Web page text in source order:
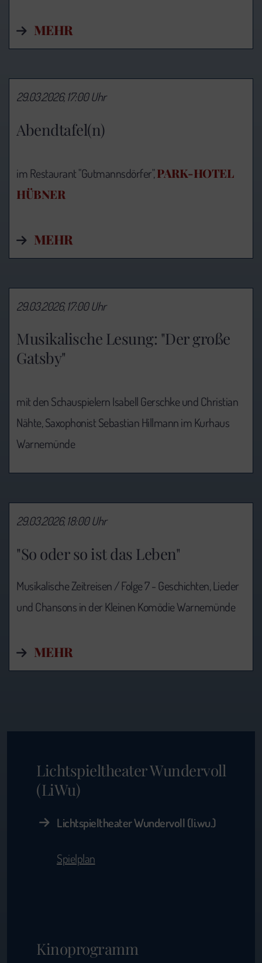
MEHR
Abendtafel(n)
29.03.2026, 17:00 Uhr
im Restaurant "Gutmannsdörfer",PARK-HOTEL
HÜBNER
MEHR
Musikalische Lesung: "Der große
Gatsby"
29.03.2026, 17:00 Uhr
mit den Schauspielern Isabell Gerschke und Christian
Nähte, Saxophonist Sebastian Hillmann im Kurhaus
Warnemünde
"So oder so ist das Leben"
29.03.2026, 18:00 Uhr
Musikalische Zeitreisen / Folge 7 - Geschichten, Lieder
und Chansons in der Kleinen Komödie Warnemünde
MEHR
Lichtspieltheater Wundervoll
(LiWu)
Lichtspieltheater Wundervoll (li.wu.)
Spielplan
Kinoprogramm